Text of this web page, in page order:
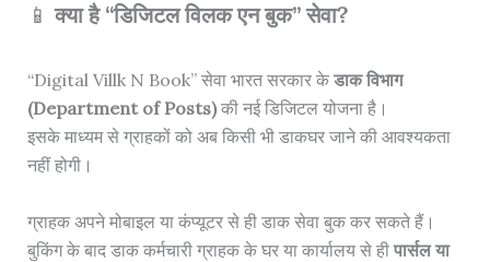
📱क्या है “डिजिटल विलक एन बुक” सेवा?
“Digital Villk N Book” सेवा भारत सरकार के डाक विभाग
(Department of Posts)की नई डिजिटल योजना है।
इसके माध्यम से ग्राहकों को अब किसी भी डाकघर जाने की आवश्यकता
नहीं होगी।
ग्राहक अपने मोबाइल या कंप्यूटर से ही डाक सेवा बुक कर सकते हैं।
बुकिंग के बाद डाक कर्मचारी ग्राहक के घर या कार्यालय से ही पार्सल या